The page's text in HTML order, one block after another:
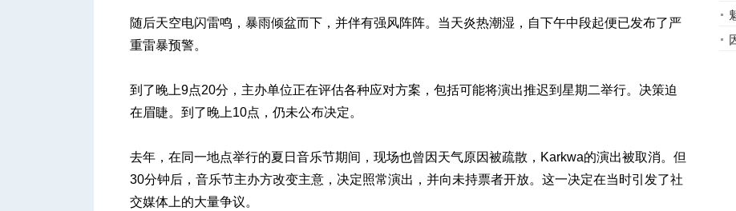
随后天空电闪雷鸣，暴雨倾盆而下，并伴有强风阵阵。当天炎热潮湿，自下午中段起便已发布了严
重雷暴预警。
到了晚上9点20分，主办单位正在评估各种应对方案，包括可能将演出推迟到星期二举行。决策迫
在眉睫。到了晚上10点，仍未公布决定。
去年，在同一地点举行的夏日音乐节期间，现场也曾因天气原因被疏散，Karkwa的演出被取消。但
30分钟后，音乐节主办方改变主意，决定照常演出，并向未持票者开放。这一决定在当时引发了社
交媒体上的大量争议。